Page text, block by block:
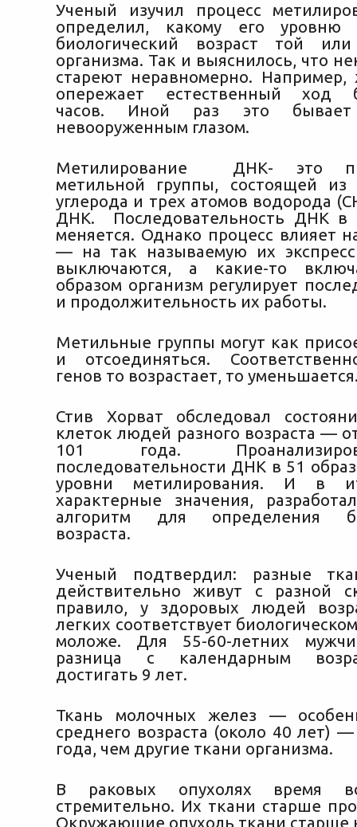
Ученый изучил процесс
определил, какому его уровню
биологический возраст той
организма. Так и выяснилось, что
стареют неравномерно. Например,
опережает естественный ход
часов. Иной раз это
невооруженным глазом.
Метилирование ДНК- это
метильной группы, состоящей из
углерода и трех атомов водорода
ДНК. Последовательность ДНК в
меняется. Однако процесс влияет
— на так называемую их
выключаются, а какие-то
образом организм регулирует
и продолжительность их работы.
Метильные группы могут как
и отсоединяться.
генов то возрастает, то
Стив Хорват обследовал
клеток людей разного возраста —
101 года.
последовательности ДНК в 51
уровни метилирования. И в
характерные значения,
алгоритм для определения
возраста.
Ученый подтвердил: разные
действительно живут с разной
правило, у здоровых людей
легких соответствует
моложе. Для 55-60-летних
разница с календарным
достигать 9 лет.
Ткань молочных желез —
среднего возраста (около 40 лет)
года, чем другие ткани организма.
В раковых опухолях время
стремительно. Их ткани старше
Окружающие опухоль ткани старше